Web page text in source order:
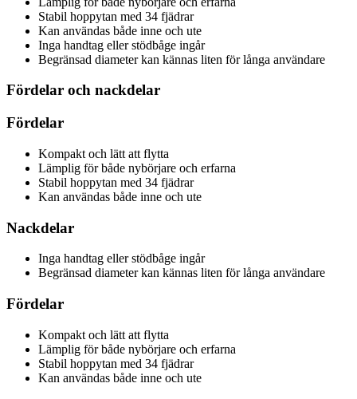
Stabil hoppytan med 34 fjädrar
Kan användas både inne och ute
Inga handtag eller stödbåge ingår
Begränsad diameter kan kännas liten för långa användare
Fördelar och nackdelar
Fördelar
Kompakt och lätt att flytta
Lämplig för både nybörjare och erfarna
Stabil hoppytan med 34 fjädrar
Kan användas både inne och ute
Nackdelar
Inga handtag eller stödbåge ingår
Begränsad diameter kan kännas liten för långa användare
Fördelar
Kompakt och lätt att flytta
Lämplig för både nybörjare och erfarna
Stabil hoppytan med 34 fjädrar
Kan användas både inne och ute